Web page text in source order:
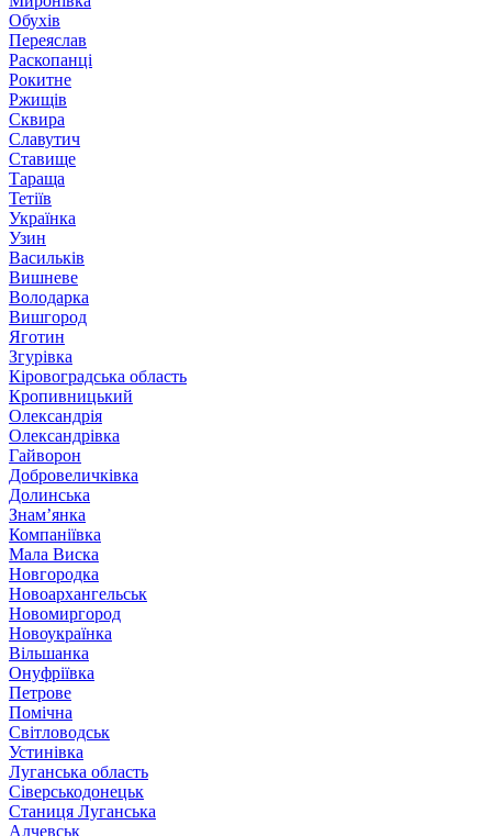
Обухів
Переяслав
Раскопанці
Рокитне
Ржищів
Сквира
Славутич
Ставище
Тараща
Тетіїв
Українка
Узин
Васильків
Вишневе
Володарка
Вишгород
Яготин
Згурівка
Кіровоградська область
Кропивницький
Олександрія
Олександрівка
Гайворон
Добровеличківка
Долинська
Знам’янка
Компаніївка
Мала Виска
Новгородка
Новоархангельськ
Новомиргород
Новоукраїнка
Вільшанка
Онуфріївка
Петрове
Помічна
Світловодськ
Устинівка
Луганська область
Сіверськодонецьк
Станиця Луганська
Алчевськ